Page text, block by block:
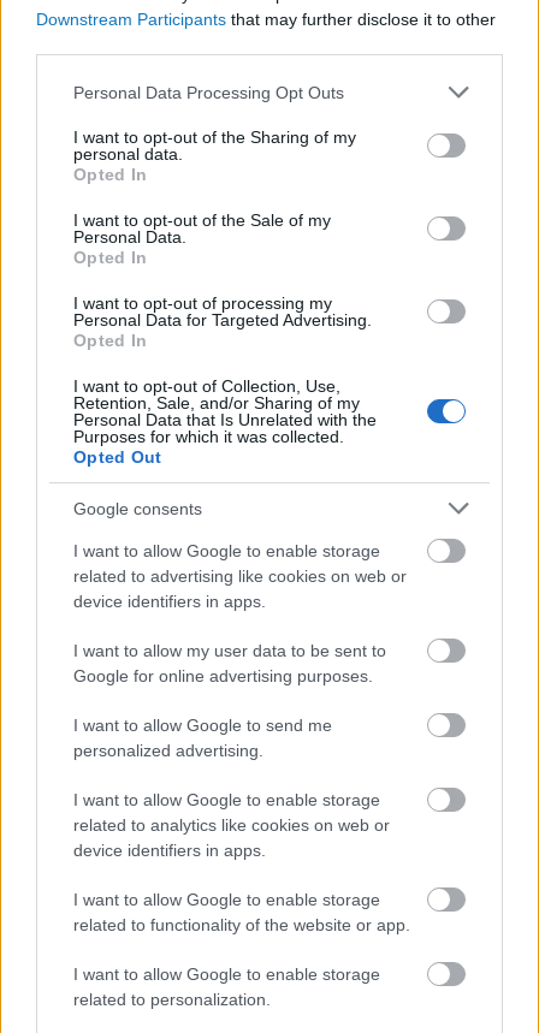
Downstream Participants that may further disclose it to other
Please note that this website/app uses one or more Google
not limited to your visit or usage behaviour. You may click to
grant or deny consent to Google and its third-party tags to
use your data for below specified purposes in below Google
consent section.
Personal Data Processing Opt Outs
I want to opt-out of the Sharing of my
personal data.
Opted In
I want to opt-out of the Sale of my
Personal Data.
Opted In
I want to opt-out of processing my
Personal Data for Targeted Advertising.
Opted In
I want to opt-out of Collection, Use,
Retention, Sale, and/or Sharing of my
Personal Data that Is Unrelated with the
Purposes for which it was collected.
Opted Out
Google consents
I want to allow Google to enable storage
related to advertising like cookies on web or
device identifiers in apps.
I want to allow my user data to be sent to
Google for online advertising purposes.
I want to allow Google to send me
personalized advertising.
I want to allow Google to enable storage
related to analytics like cookies on web or
device identifiers in apps.
I want to allow Google to enable storage
related to functionality of the website or app.
I want to allow Google to enable storage
related to personalization.
Lehet-e kényelmesen környezettudatos életet élni,
hogy segítsük a Földünket és a…
Tetszik
Divat: eszköz, amit a cél
szentesít
BY: FERENCZY IDA 2019. DEC 02.
Avagy: baloldali-e a zöld gondolat? Elszálltak
nem emlékszem erre), amikor szinte csak egyféle
kuka, egyféle…
Tetszik